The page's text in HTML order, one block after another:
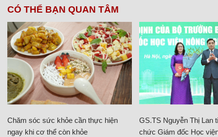
CÓ THỂ BẠN QUAN TÂM
Chăm sóc sức khỏe cần thực hiện
ngay khi cơ thể còn khỏe
GS.TS Nguyễn Thị Lan
chức Giám đốc Học